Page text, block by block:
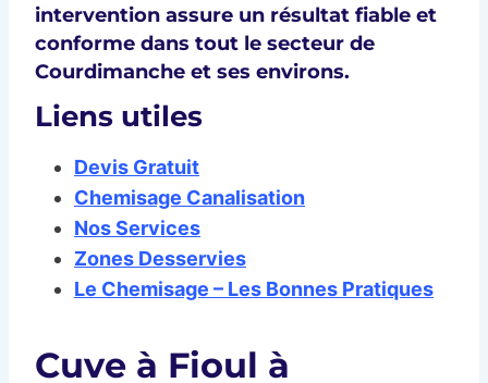
intervention assure un résultat fiable et
conforme dans tout le secteur de
Courdimanche et ses environs.
Liens utiles
Devis Gratuit
Chemisage Canalisation
Nos Services
Zones Desservies
Le Chemisage – Les Bonnes Pratiques
Cuve à Fioul à